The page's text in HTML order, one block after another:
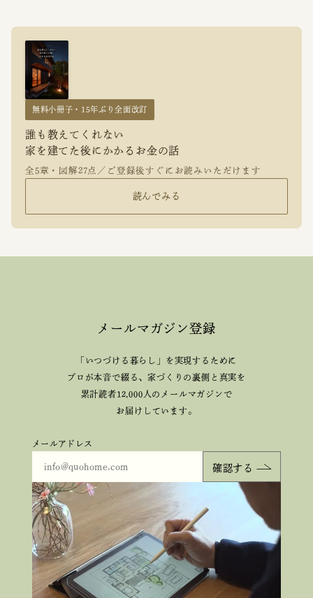
無料小冊子・15年ぶり全面改訂
誰も教えてくれない
家を建てた後にかかるお金の話
全5章・図解27点／ご登録後すぐにお読みいただけます
読んでみる
メールマガジン登録
「いつづける暮らし」を実現するために
プロが本音で綴る、家づくりの裏側と真実を
累計読者12,000人のメールマガジンで
お届けしています。
メールアドレス